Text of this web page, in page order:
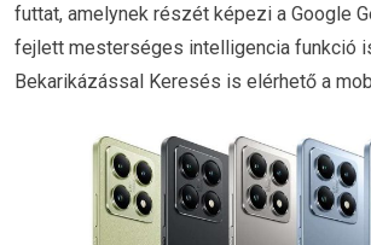
futtat, amelynek részét képezi a Google
fejlett mesterséges intelligencia funkció
Bekarikázással Keresés is elérhető a